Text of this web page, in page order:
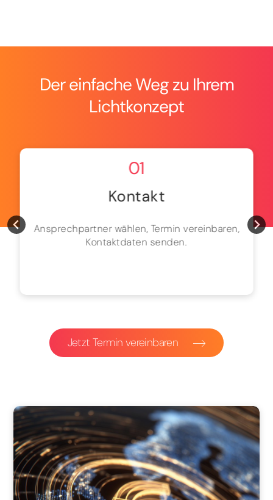
Der einfache Weg zu Ihrem
Lichtkonzept
01
Kontakt
Ansprechpartner wählen, Termin vereinbaren,
Kontaktdaten senden.
Jetzt Termin vereinbaren